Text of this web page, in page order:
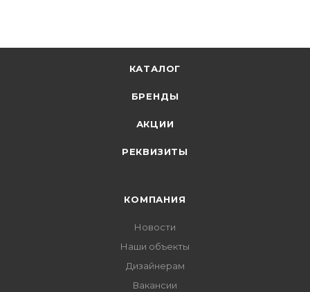
КАТАЛОГ
БРЕНДЫ
АКЦИИ
РЕКВИЗИТЫ
КОМПАНИЯ
Новости
Наши объекты
Дизайнерам
Вакансии